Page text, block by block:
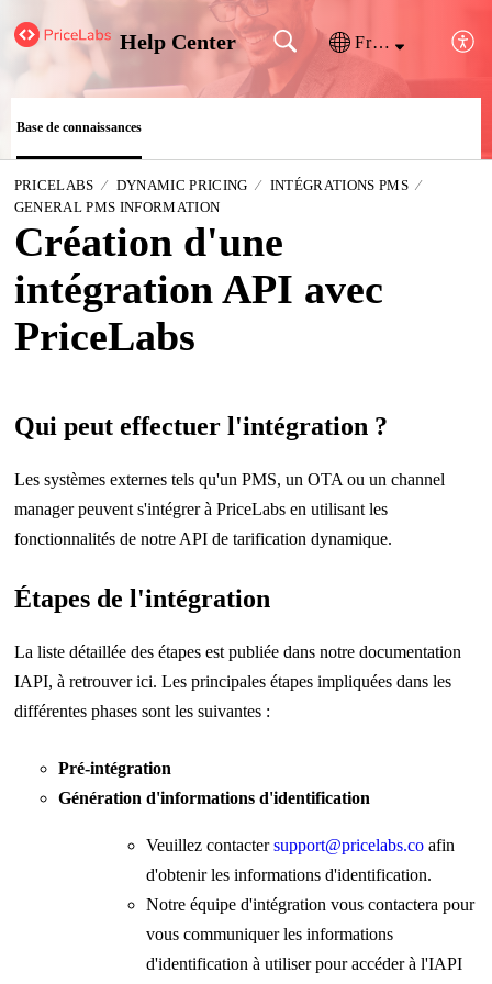
Help Center Français (France)
Base de connaissances
PRICELABS DYNAMIC PRICING
INTÉGRATIONS PMS
GENERAL PMS INFORMATION
Création d'une
intégration API avec
PriceLabs
Qui peut effectuer l'intégration ?
Les systèmes externes tels qu'un PMS, un OTA ou un channel
manager peuvent s'intégrer à PriceLabs en utilisant les
fonctionnalités de notre API de tarification dynamique.
Étapes de l'intégration
La liste détaillée des étapes est publiée dans notre documentation
IAPI, à retrouverici. Les principales étapes impliquées dans les
différentes phases sont les suivantes :
Pré-intégration
Génération d'informations d'identification
Veuillez contactersupport@pricelabs.coafin
d'obtenir les informations d'identification.
Notre équipe d'intégration vous contactera pour
vous communiquer les informations
d'identification à utiliser pour accéder à l'IAPI